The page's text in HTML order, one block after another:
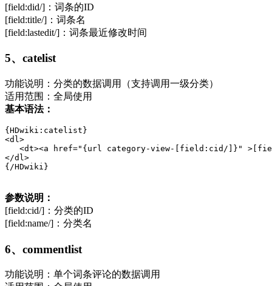
[field:did/]：词条的ID
[field:title/]：词条名
[field:lastedit/]：词条最近修改时间
5、catelist
功能说明：分类的数据调用（支持调用一级分类）
适用范围：全局使用
基本语法：
{HDwiki:catelist}
<dl>
<dt><a href="{url category-view-[field:cid/]}"
</dl>
{/HDwiki}
参数说明：
[field:cid/]：分类的ID
[field:name/]：分类名
6、commentlist
功能说明：单个词条评论的数据调用